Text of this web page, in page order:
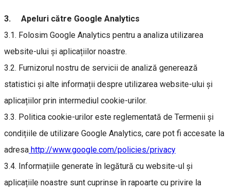
3. Apeluri către Google Analytics
3.1. Folosim Google Analytics pentru a analiza utilizarea
website-ului și aplicațiilor noastre.
3.2. Furnizorul nostru de servicii de analiză generează
statistici și alte informații despre utilizarea website-ului și
aplicațiilor prin intermediul cookie-urilor.
3.3. Politica cookie-urilor este reglementată de Termenii și
condițiile de utilizare Google Analytics, care pot fi accesate la
adresa http://www.google.com/policies/privacy
3.4. Informațiile generate în legătură cu website-ul și
aplicațiile noastre sunt cuprinse în rapoarte cu privire la